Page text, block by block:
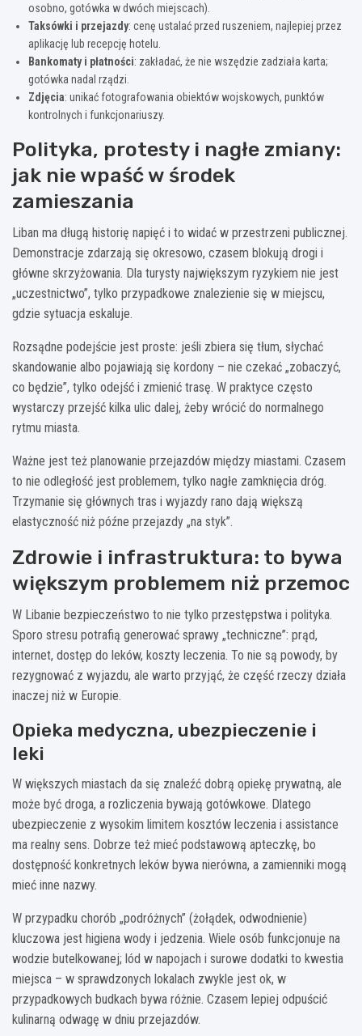
osobno, gotówka w dwóch miejscach).
Taksówki i przejazdy: cenę ustalać przed ruszeniem, najlepiej przez
aplikację lub recepcję hotelu.
Bankomaty i płatności: zakładać, że nie wszędzie zadziała karta;
gotówka nadal rządzi.
Zdjęcia: unikać fotografowania obiektów wojskowych, punktów
kontrolnych i funkcjonariuszy.
Polityka, protesty i nagłe zmiany:
jak nie wpaść w środek
zamieszania
Liban ma długą historię napięć i to widać w przestrzeni publicznej.
Demonstracje zdarzają się okresowo, czasem blokują drogi i
główne skrzyżowania. Dla turysty największym ryzykiem nie jest
„uczestnictwo”, tylko przypadkowe znalezienie się w miejscu,
gdzie sytuacja eskaluje.
Rozsądne podejście jest proste: jeśli zbiera się tłum, słychać
skandowanie albo pojawiają się kordony – nie czekać „zobaczyć,
co będzie”, tylko odejść i zmienić trasę. W praktyce często
wystarczy przejść kilka ulic dalej, żeby wrócić do normalnego
rytmu miasta.
Ważne jest też planowanie przejazdów między miastami. Czasem
to nie odległość jest problemem, tylko nagłe zamknięcia dróg.
Trzymanie się głównych tras i wyjazdy rano dają większą
elastyczność niż późne przejazdy „na styk”.
Zdrowie i infrastruktura: to bywa
większym problemem niż przemoc
W Libanie bezpieczeństwo to nie tylko przestępstwa i polityka.
Sporo stresu potrafią generować sprawy „techniczne”: prąd,
internet, dostęp do leków, koszty leczenia. To nie są powody, by
rezygnować z wyjazdu, ale warto przyjąć, że część rzeczy działa
inaczej niż w Europie.
Opieka medyczna, ubezpieczenie i
leki
W większych miastach da się znaleźć dobrą opiekę prywatną, ale
może być droga, a rozliczenia bywają gotówkowe. Dlatego
ubezpieczenie z wysokim limitem kosztów leczenia i assistance
ma realny sens. Dobrze też mieć podstawową apteczkę, bo
dostępność konkretnych leków bywa nierówna, a zamienniki mogą
mieć inne nazwy.
W przypadku chorób „podróżnych” (żołądek, odwodnienie)
kluczowa jest higiena wody i jedzenia. Wiele osób funkcjonuje na
wodzie butelkowanej; lód w napojach i surowe dodatki to kwestia
miejsca – w sprawdzonych lokalach zwykle jest ok, w
przypadkowych budkach bywa różnie. Czasem lepiej odpuścić
kulinarną odwagę w dniu przejazdów.